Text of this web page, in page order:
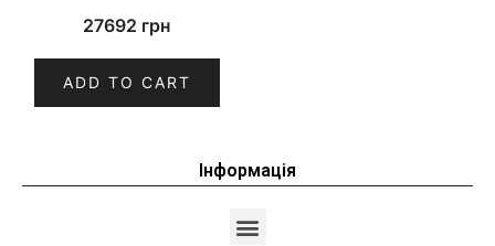
27692 грн
ADD TO CART
Інформація